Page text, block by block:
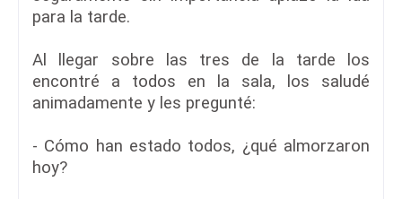
para la tarde.
Al llegar sobre las tres de la tarde los
encontré a todos en la sala, los saludé
animadamente y les pregunté:
- Cómo han estado todos, ¿qué almorzaron
hoy?